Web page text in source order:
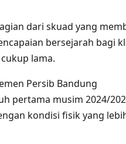
dari skuad yang
bersejarah bagi
lama.
Persib Bandung
pertama musim 2024/
kondisi fisik yang